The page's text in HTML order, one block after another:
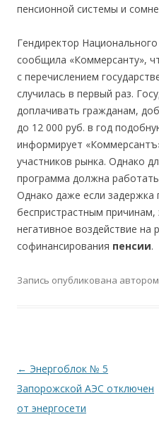
пенсионной системы и
Гендиректор
сообщила «Коммерсанту»,
с перечислением
случилась в первый раз.
доплачивать гражданам,
до 12 000 руб. в год
информирует
участников рынка. Однако
программа должна
Однако даже если задержка
беспристрастным
негативное воздействие на
софинансирования пенсии.
Запись опубликована автором
Навигация по записям
← Энергоблок № 5
Запорожской АЭС отключен
от энергосети